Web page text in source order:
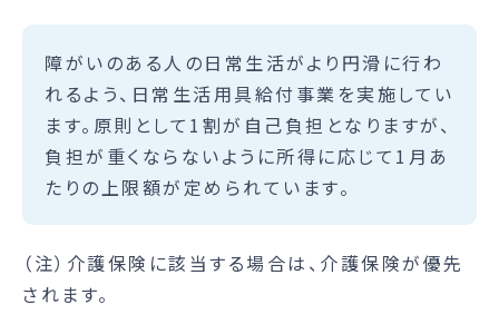
障がいのある人の日常生活がより円滑に行わ
れるよう、日常生活用具給付事業を実施してい
ます。原則として1割が自己負担となりますが、
負担が重くならないように所得に応じて1月あ
たりの上限額が定められています。
（注）介護保険に該当する場合は、介護保険が優先
されます。